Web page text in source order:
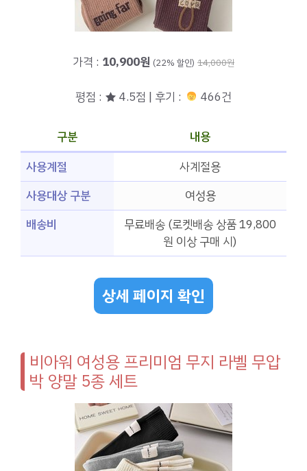
가격 : 10,900원 (22% 할인) 14,000원
평점 : ★ 4.5점 | 후기 : 466건
구분
내용
사용계절
사계절용
사용대상 구분
여성용
배송비
무료배송 (로켓배송 상품 19,800
원 이상 구매 시)
상세 페이지 확인
비아워 여성용 프리미엄 무지 라벨 무압
박 양말 5종 세트